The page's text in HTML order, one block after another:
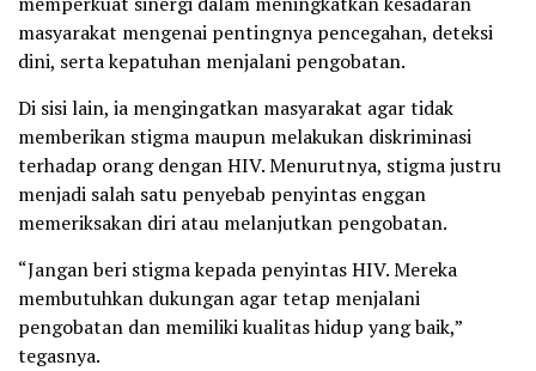
masyarakat mengenai pentingnya pencegahan, deteksi
dini, serta kepatuhan menjalani pengobatan.
Di sisi lain, ia mengingatkan masyarakat agar tidak
memberikan stigma maupun melakukan diskriminasi
terhadap orang dengan HIV. Menurutnya, stigma justru
menjadi salah satu penyebab penyintas enggan
memeriksakan diri atau melanjutkan pengobatan.
“Jangan beri stigma kepada penyintas HIV. Mereka
membutuhkan dukungan agar tetap menjalani
pengobatan dan memiliki kualitas hidup yang baik,”
tegasnya.